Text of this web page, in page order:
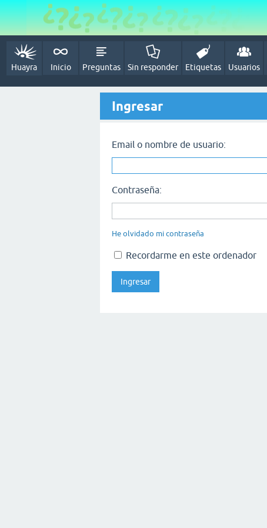
Huayra Inicio Preguntas Sin responder Etiquetas Usuarios
Ingresar
Email o nombre de usuario:
Contraseña:
He olvidado mi contraseña
Recordarme en este ordenador